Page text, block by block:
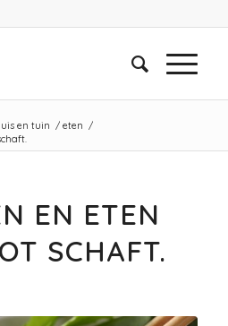
en tuin / eten /
EN ETEN
SCHAFT.